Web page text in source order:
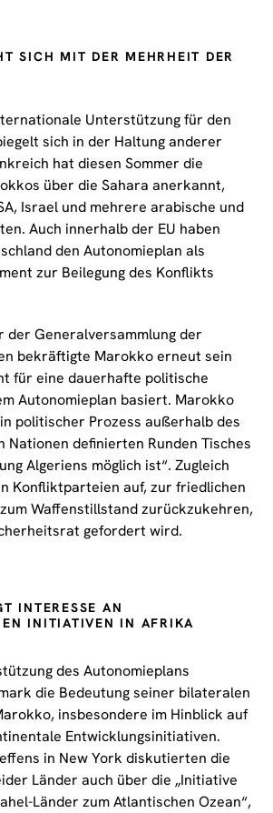
SICH MIT DER MEHRHEIT DER
Unterstützung für den
sich in der Haltung anderer
hat diesen Sommer die
über die Sahara anerkannt,
Israel und mehrere arabische und
Auch innerhalb der EU haben
den Autonomieplan als
zur Beilegung des Konflikts
der Generalversammlung der
bekräftigte Marokko erneut sein
für eine dauerhafte politische
Autonomieplan basiert. Marokko
politischer Prozess außerhalb des
Nationen definierten Runden Tisches
Algeriens möglich ist“. Zugleich
Konfliktparteien auf, zur friedlichen
Waffenstillstand zurückzukehren,
gefordert wird.
INTERESSE AN
INITIATIVEN IN AFRIKA
des Autonomieplans
die Bedeutung seiner bilateralen
insbesondere im Hinblick auf
Entwicklungsinitiativen.
in New York diskutierten die
Länder auch über die „Initiative
Länder zum Atlantischen Ozean“,